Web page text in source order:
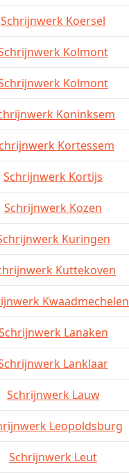
Schrijnwerk Koersel
Kolmont
Kolmont
Koninksem
Kortessem
Schrijnwerk Kortijs
Schrijnwerk Kozen
Kuringen
Kuttekoven
Kwaadmechelen
Lanaken
Lanklaar
Schrijnwerk Lauw
Leopoldsburg
Schrijnwerk Leut